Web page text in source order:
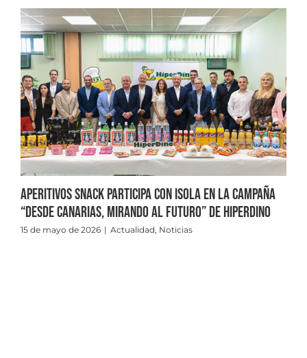
Aperitivos Snack participa con Isola en la campaña
“Desde Canarias, mirando al futuro” de HiperDino
15 de mayo de 2026 | Actualidad, Noticias